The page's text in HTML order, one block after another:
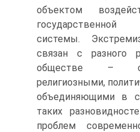
объектом
государственной
системы.
связан с разного
обществе – с
религиозными,
объединяющими в
таких
проблем